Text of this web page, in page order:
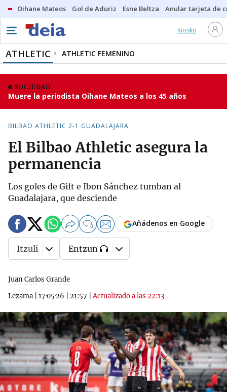
Oihane Mateos Gol de Aduriz Esne Beltza Anular tarjeta de
Kiosko
ATHLETIC ATHLETIC FEMENINO
SOCIEDAD
Muere la periodista Oihane Mateos a los 45 años
BILBAO ATHLETIC 2-1 GUADALAJARA
El Bilbao Athletic asegura la
permanencia
Los goles de Gift e Ibon Sánchez tumban al
Guadalajara, que desciende
Juan Carlos Grande
Lezama
17·05·26 21:57 |Actualizado a las 22:13
0 Añádenos en Google
Itzuli Entzun